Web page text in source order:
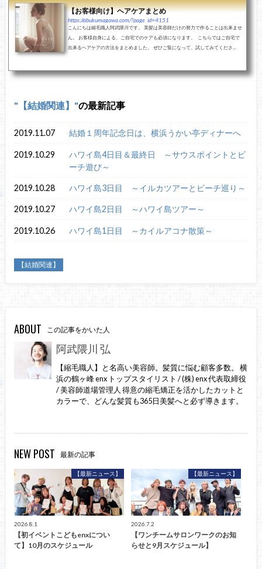
【お客様向け】ヘアケアまとめ
https://abukumagawa.com/?page_id=4151
こんにちは縮毛職人阿武隈川です。 美髪は美容師だけの努力で作ることは出来ませ
ん。 お客様自身による、ご自宅でのケアも必須になります。 こちらではご自宅で
出来るヘアケアの方法をまとめました。 ぜひご覧になって、試してみてくださ...
【結婚関連】 の最新記事
2019.11.07 結婚１周年記念日は、横浜うかい亭ディナーへ
2019.10.29
ハワイ島4日目＆最終日 ～サウスポイントとビ
ーチ遊び～
2019.10.28 ハワイ島3日目 ～イルカツアーとビーチ巡り～
2019.10.27 ハワイ島2日目 ～ハワイ島ツアー～
2019.10.26 ハワイ島1日目 ～カイルアコナ散策～
【結婚関連】
ABOUT この記事をかいた人
阿武隈川 弘
【縮毛職人】と名高い美容師。髪質に悩む顧客多数。 横
浜の鶴ヶ峰 enx トップスタイリスト / (株) enx 代表取締役
/ 美容師道場管理人 得意の縮毛矯正を活かしたカットと
カラーで、どんな髪質も365日美髪へと必ず導きます。
NEW POST 最新の記事
【最新ニュース】
2026.8.1
【初イベントこどもenxについ
て】10月のスケジュール
【最新ニュース】
2026.7.2
【ワンチームサロンワークのお知
らせと9月スケジュール】